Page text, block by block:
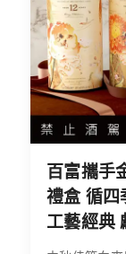
百富攜手
禮盒 循四
工藝經典